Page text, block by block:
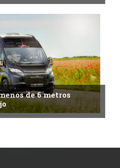
de 6 metros